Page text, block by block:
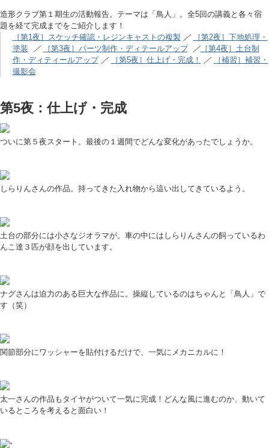
造形クラブ第１期生の活動報告。テーマは「鳥人」。全5回の講義と各々宿
題を経て完成までをご紹介します！
［第1夜］スケッチ確認・レジンキャストの複製 ／
［第2夜］下地処理・
塗装 ／ ［第3夜］パーツ制作・ディテールアップ／［第4夜］土台制
作・ディティールアップ／ ［第5夜］仕上げ・完成！ ／
［補習］補習・
撮影会
第5夜：仕上げ・完成
ついに第５夜スタート。最後の１週間でどんな変化があったでしょうか。
しらりんさんの作品。持ってきた入れ物から這い出してきているよう。
土台の部分には小さなジオラマが。車の中にはしらりんさんの飼っているわ
んこ達３匹が顔を出しています。
ナグさんは迫力のある巨大な作品に。操縦しているのはちゃんと「鳥人」で
す（笑）
関節部分にワッシャーを貼付けるだけで、一気にメカニカルに！
太一さんの作品もタイヤがついて一気に完成！どんな風に進むのか、動いて
いるところを考えると面白い！
”